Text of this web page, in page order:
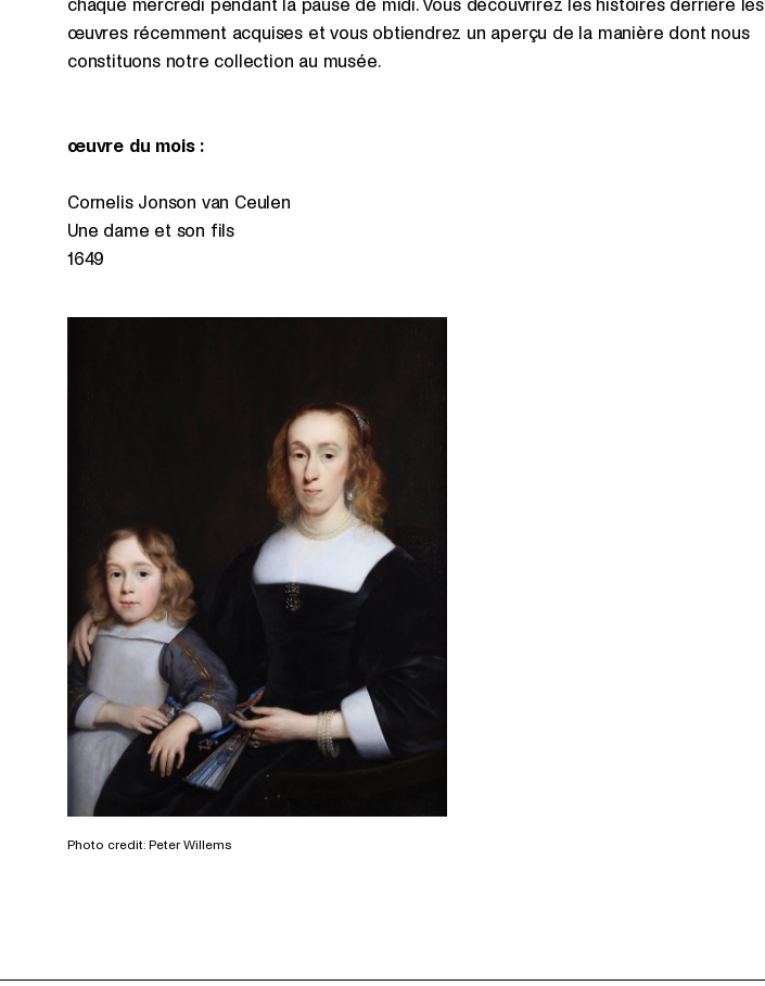
chaque mercredi pendant la pause de midi. Vous découvrirez les histoires derrière les
œuvres récemment acquises et vous obtiendrez un aperçu de la manière dont nous
constituons notre collection au musée.
œuvre du mois :
Cornelis Jonson van Ceulen
Une dame et son fils
1649
Photo credit: Peter Willems